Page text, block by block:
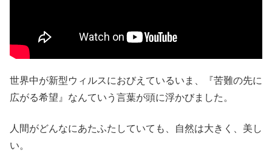
世界中が新型ウィルスにおびえているいま、『苦難の先に
広がる希望』なんていう言葉が頭に浮かびました。
人間がどんなにあたふたしていても、自然は大きく、美し
い。